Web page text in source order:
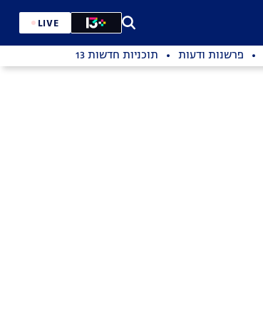
LIVE
פרשנות ודעות תוכניות חדשות 13